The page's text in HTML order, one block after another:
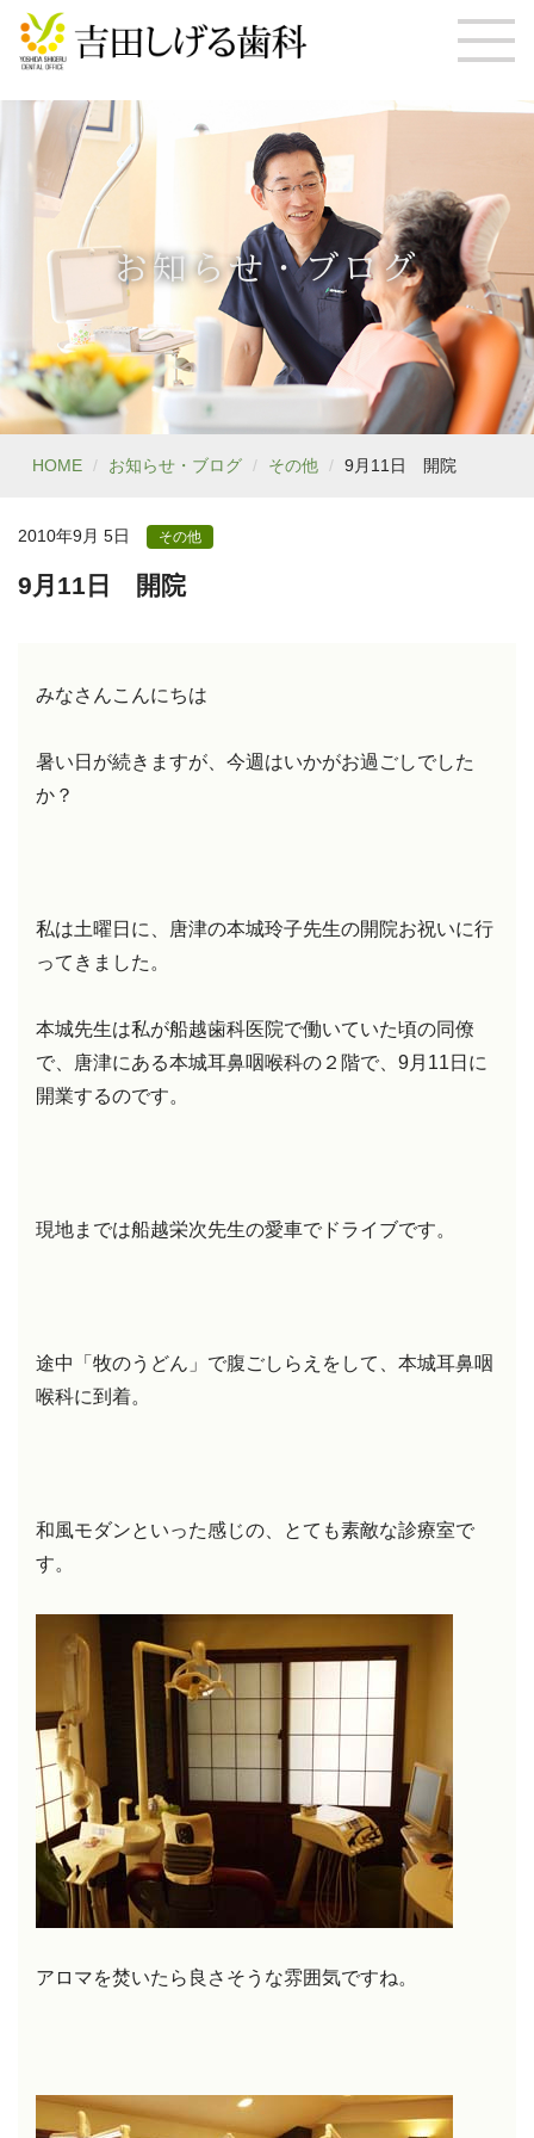
お知らせ・ブログ
HOME お知らせ・ブログ その他 9月11日 開院
2010年9月 5日 その他
9月11日 開院
みなさんこんにちは
暑い日が続きますが、今週はいかがお過ごしでした
か？
私は土曜日に、唐津の本城玲子先生の開院お祝いに行
ってきました。
本城先生は私が船越歯科医院で働いていた頃の同僚
で、唐津にある本城耳鼻咽喉科の２階で、9月11日に
開業するのです。
現地までは船越栄次先生の愛車でドライブです。
途中「牧のうどん」で腹ごしらえをして、本城耳鼻咽
喉科に到着。
和風モダンといった感じの、とても素敵な診療室で
す。
アロマを焚いたら良さそうな雰囲気ですね。